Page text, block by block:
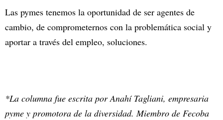
Las pymes tenemos la oportunidad de ser agentes de
cambio, de comprometernos con la problemática social y
aportar a través del empleo, soluciones.
*La columna fue escrita por Anahí Tagliani, empresaria
pyme y promotora de la diversidad. Miembro de Fecoba